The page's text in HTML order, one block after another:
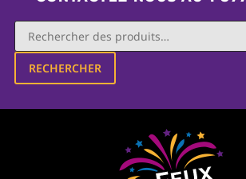
RECHERCHER